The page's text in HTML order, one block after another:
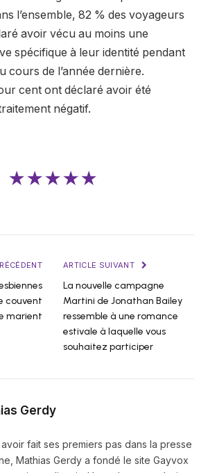
l’ensemble, 82 % des voyageurs
avoir vécu au moins une
spécifique à leur identité pendant
cours de l’année dernière.
cent ont déclaré avoir été
négatif.
★★★★★
couvent
marient
ARTICLE SUIVANT
La nouvelle campagne
Martini de Jonathan Bailey
ressemble à une romance
estivale à laquelle vous
souhaitez participer
Gerdy
fait ses premiers pas dans la presse
Mathias Gerdy a fondé le site Gayvox